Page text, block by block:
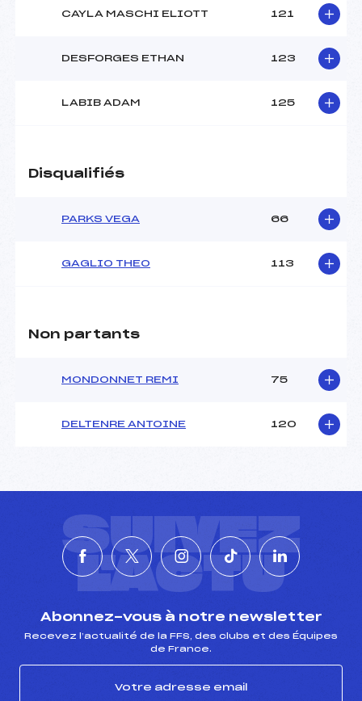
CAYLA MASCHI ELIOTT 121
DESFORGES ETHAN 123
LABIB ADAM 125
Disqualifiés
PARKS VEGA 66
GAGLIO THEO 113
Non partants
MONDONNET REMI 75
DELTENRE ANTOINE 120
SUIVEZ
L'ACTU
Abonnez-vous à notre newsletter
Recevez l’actualité de la FFS, des clubs et des Équipes
de France.